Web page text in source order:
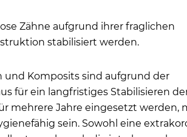
Zähne aufgrund ihrer fraglichen
stabilisiert werden.
und Komposits sind aufgrund der
für ein langfristiges Stabilisieren
mehrere Jahre eingesetzt werden,
sein. Sowohl eine